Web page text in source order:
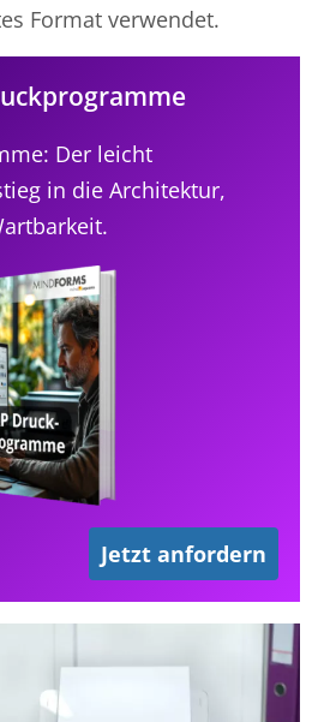
Format verwendet.
Der leicht
in die Architektur,
Jetzt anfordern